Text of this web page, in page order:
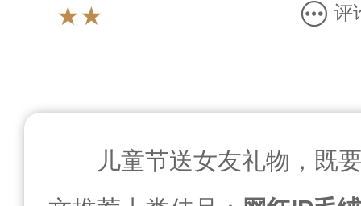
★★ 评
儿童节送女友礼物，既